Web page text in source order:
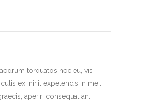
torquatos nec eu, vis
ex, nihil expetendis in mei.
aperiri consequat an.